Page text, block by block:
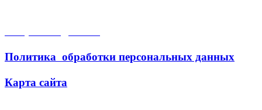
Политика обработки персональных данных
Карта сайта